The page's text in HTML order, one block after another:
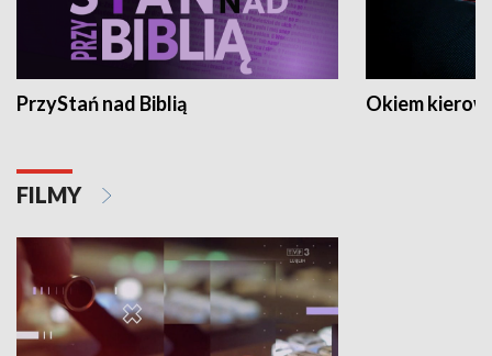
PrzyStań nad Biblią Okiem
FILMY